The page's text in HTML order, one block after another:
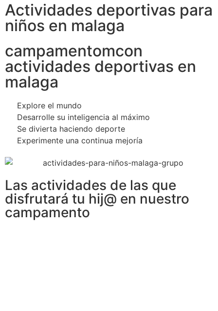
Actividades deportivas para
niños en malaga
campamentomcon
actividades deportivas en
malaga
Explore el mundo
Desarrolle su inteligencia al máximo
Se divierta haciendo deporte
Experimente una continua mejoría
Las actividades de las que
disfrutará tu hij@ en nuestro
campamento